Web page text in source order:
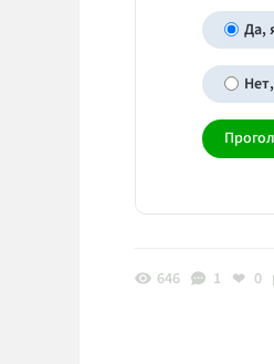
Да,
646 1 0